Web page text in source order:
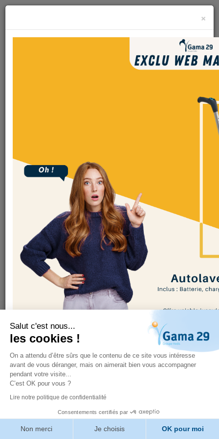
Salut c'est nous...
les cookies !
On a attendu d’être sûrs que le contenu de ce site vous intéresse
avant de vous déranger, mais on aimerait bien vous accompagner
pendant votre visite...
C’est OK pour vous ?
Lire notre politique de confidentialité
Consentements certifiés par
Non merci Je choisis OK pour moi
menu
responsables pour les professionnels
Sélection hygiène
×
Fermer